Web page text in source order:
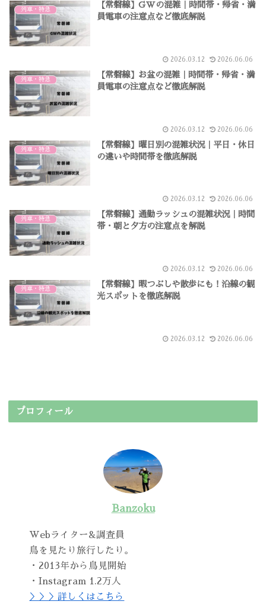
列車・特急
【常磐線】GWの混雑｜時間帯・帰省・満
員電車の注意点など徹底解説
2026.03.12 2026.06.06
列車・特急
【常磐線】お盆の混雑｜時間帯・帰省・満
員電車の注意点など徹底解説
2026.03.12 2026.06.06
列車・特急
【常磐線】曜日別の混雑状況｜平日・休日
の違いや時間帯を徹底解説
2026.03.12 2026.06.06
列車・特急
【常磐線】通勤ラッシュの混雑状況｜時間
帯・朝と夕方の注意点を解説
2026.03.12 2026.06.06
列車・特急
【常磐線】暇つぶしや散歩にも！沿線の観
光スポットを徹底解説
2026.03.12 2026.06.06
プロフィール
Banzoku
Webライター&調査員
鳥を見たり旅行したり。
・2013年から鳥見開始
・Instagram 1.2万人
＞＞＞詳しくはこちら